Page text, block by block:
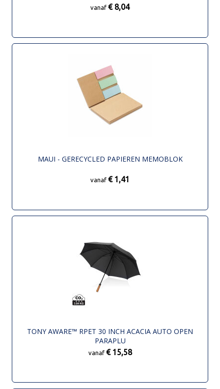
vanaf € 8,04
MAUI - GERECYCLED PAPIEREN MEMOBLOK
vanaf € 1,41
TONY AWARE™ RPET 30 INCH ACACIA AUTO OPEN
PARAPLU
vanaf € 15,58